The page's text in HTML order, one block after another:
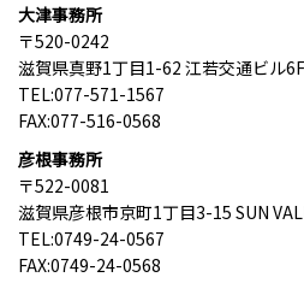
大津事務所
〒520-0242
滋賀県真野1丁目1-62 江若交通ビル6F
TEL:077-571-1567
FAX:077-516-0568
彦根事務所
〒522-0081
滋賀県彦根市京町1丁目3-15 SUN
TEL:0749-24-0567
FAX:0749-24-0568